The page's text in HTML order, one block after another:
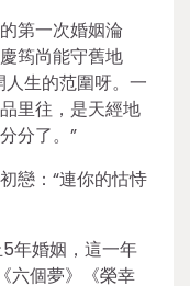
第一次婚姻淪
筠尚能守舊地
生的范圍呀。一
里往，是天經地
分了。”
戀：“連你的怙恃
年婚姻，這一年
六個夢》《榮幸